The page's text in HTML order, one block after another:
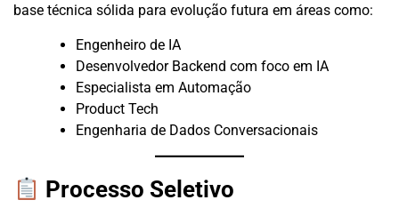
base técnica sólida para evolução futura em áreas como:
Engenheiro de IA
Desenvolvedor Backend com foco em IA
Especialista em Automação
Product Tech
Engenharia de Dados Conversacionais
Processo Seletivo